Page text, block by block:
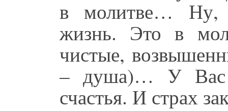
в молитве… Ну,
жизнь. Это в
чистые,
– душа)… У Вас
счастья. И страх